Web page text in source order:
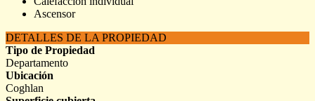
Ascensor
DETALLES DE LA PROPIEDAD
Tipo de Propiedad
Departamento
Ubicación
Coghlan